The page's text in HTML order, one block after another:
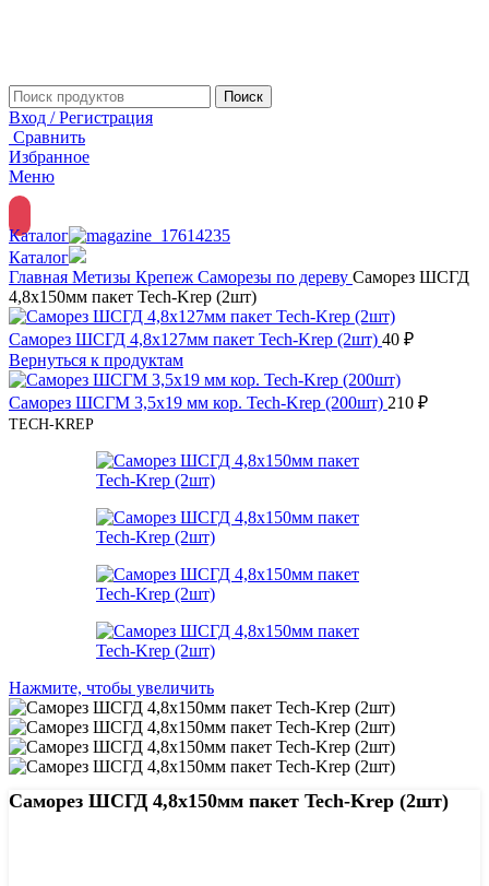
Поиск
Вход / Регистрация
Сравнить
Избранное
Меню
Каталог
Каталог
Главная Метизы Крепеж Саморезы по дереву Саморез ШСГД
4,8х150мм пакет Tech-Krep (2шт)
Саморез ШСГД 4,8х127мм пакет Tech-Krep (2шт) 40 ₽
Вернуться к продуктам
Саморез ШСГМ 3,5х19 мм кор. Tech-Krep (200шт) 210 ₽
TECH-KREP
Нажмите, чтобы увеличить
Саморез ШСГД 4,8х150мм пакет Tech-Krep (2шт)